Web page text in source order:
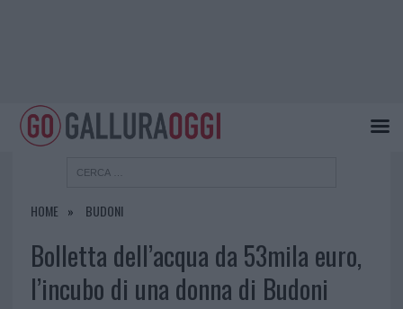
HOME BUDONI
Bolletta dell’acqua da 53mila euro,
l’incubo di una donna di Budoni